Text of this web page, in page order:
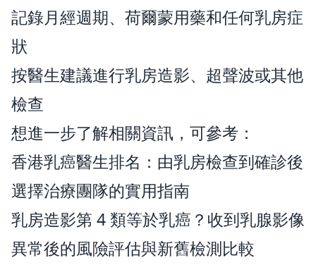
記錄月經週期、荷爾蒙用藥和任何乳房症
狀
按醫生建議進行乳房造影、超聲波或其他
檢查
想進一步了解相關資訊，可參考：
香港乳癌醫生排名：由乳房檢查到確診後
選擇治療團隊的實用指南
乳房造影第 4 類等於乳癌？收到乳腺影像
異常後的風險評估與新舊檢測比較